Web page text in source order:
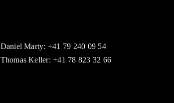
Daniel Marty: +41 79 240 09 54
Thomas Keller: +41 78 823 32 66